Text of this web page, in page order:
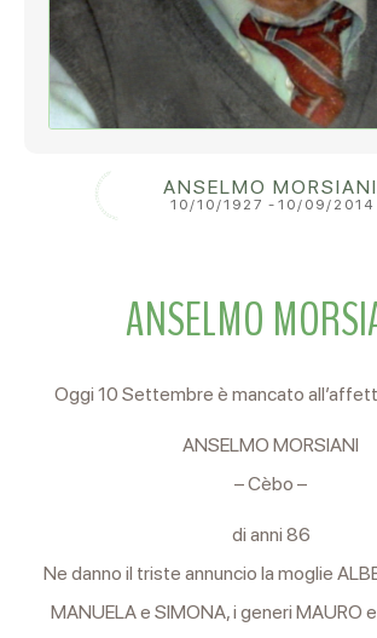
ANSELMO MORSIANI
10/10/1927 - 10/09/2014
ANSELMO
Oggi 10 Settembre è mancato
ANSELMO MORSIANI
– Cèbo –
di anni 86
Ne danno il triste annuncio la moglie
MANUELA e SIMONA, i generi MAURO